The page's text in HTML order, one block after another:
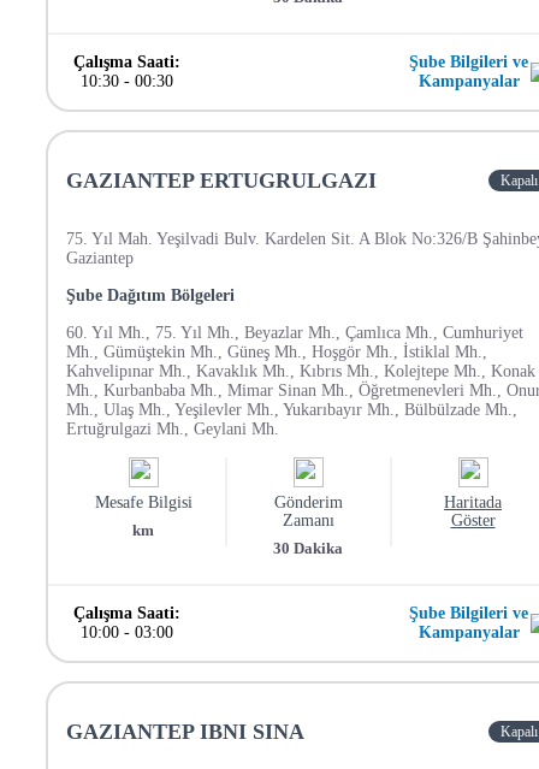
Çalışma Saati:
10:30- 00:30
Şube Bilgileri ve
Kampanyalar
GAZIANTEP ERTUGRULGAZI Kapalı
75. Yıl Mah. Yeşilvadi Bulv. Kardelen Sit. A Blok No:326/B
Gaziantep
Şube Dağıtım Bölgeleri
60. Yıl Mh., 75. Yıl Mh., Beyazlar Mh., Çamlıca Mh., Cumhuriyet
Mh., Gümüştekin Mh., Güneş Mh., Hoşgör Mh., İstiklal Mh.,
Kahvelipınar Mh., Kavaklık Mh., Kıbrıs Mh., Kolejtepe Mh., Konak
Mh., Kurbanbaba Mh., Mimar Sinan Mh., Öğretmenevleri Mh.,
Mh., Ulaş Mh., Yeşilevler Mh., Yukarıbayır Mh., Bülbülzade Mh.,
Ertuğrulgazi Mh., Geylani Mh.
Mesafe Bilgisi
km
Gönderim
Zamanı
30 Dakika
Haritada
Göster
Çalışma Saati:
10:00- 03:00
Şube Bilgileri ve
Kampanyalar
GAZIANTEP IBNI SINA Kapalı